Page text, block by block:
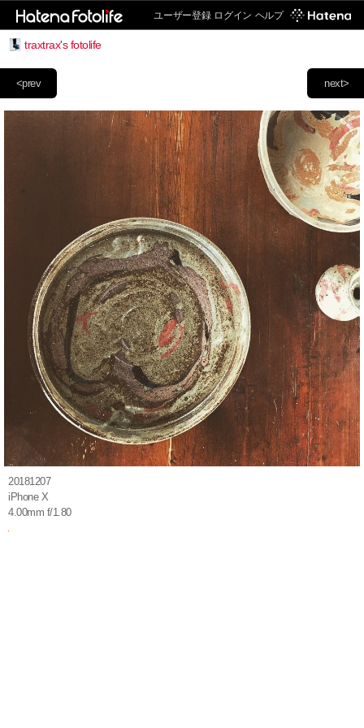
ユーザー登録 ログイン ヘルプ
traxtrax's fotolife
next>
<prev
20181207
iPhone X
4.00mm f/1.80